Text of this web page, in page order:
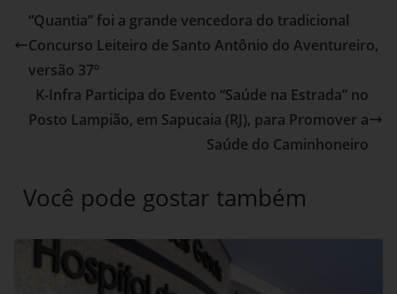
“Quantia” foi a grande vencedora do tradicional
Concurso Leiteiro de Santo Antônio do Aventureiro,
versão 37º
K-Infra Participa do Evento “Saúde na Estrada” no
Posto Lampião, em Sapucaia (RJ), para Promover a
Saúde do Caminhoneiro
Você pode gostar também